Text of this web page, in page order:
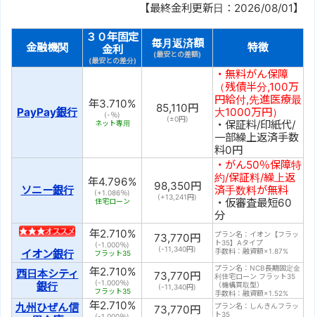
【最終金利更新日：2026/08/01】
金融機関
３０年固定
金利
(最安との差分)
毎月返済額
(最安との差額) 特徴
PayPay銀行
年3.710%
(-％)
ネット専用
85,110円
(±0円)
・無料がん保障
（残債半分,100万
円給付,先進医療最
大1000万円）
・保証料/印紙代/
一部繰上返済手数
料0円
ソニー銀行
年4.796%
(+1.086％)
住宅ローン
98,350円
(+13,241 円)
・がん50％保障特
約/保証料/繰上返
済手数料が無料
・仮審査最短60
分
イオン銀行
年2.710%
(-1.000％)
フラット35
73,770円
(-11,340円)
プラン名：イオン【フラッ
ト35】Aタイプ
手数料：融資額×1.87%
西日本シティ
銀行
年2.710%
(-1.000％)
フラット35
73,770円
(-11,340円)
プラン名：NCB長期固定金
利住宅ローン フラット35
（機構買取型）
手数料：融資額×1.52%
九州ひぜん信
年2.710% 73,770円
プラン名：しんきんフラッ
ト35